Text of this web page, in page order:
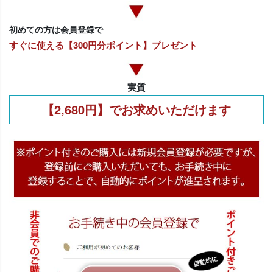
初めての方は会員登録で
すぐに使える【300円分ポイント】プレゼント
実質
【2,680円】でお求めいただけます